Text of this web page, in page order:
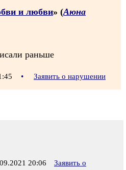
и любви» (Аюна
раньше
• Заявить о нарушении
20:06
Заявить о